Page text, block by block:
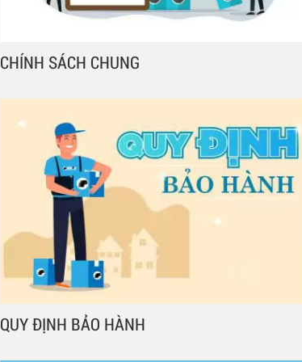
CHÍNH SÁCH CHUNG
QUY ĐỊNH BẢO HÀNH